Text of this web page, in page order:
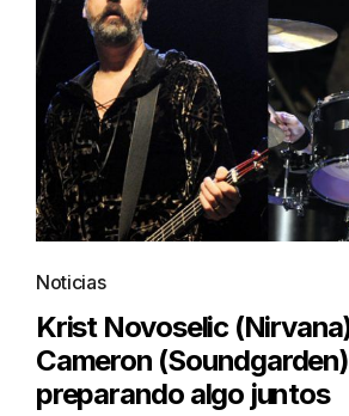
Noticias
Krist Novoselic
Cameron
preparando algo juntos